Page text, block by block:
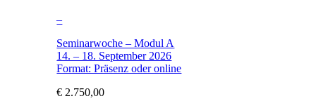
–
Seminarwoche – Modul A
14. – 18. September 2026
Format: Präsenz oder online
€ 2.750,00